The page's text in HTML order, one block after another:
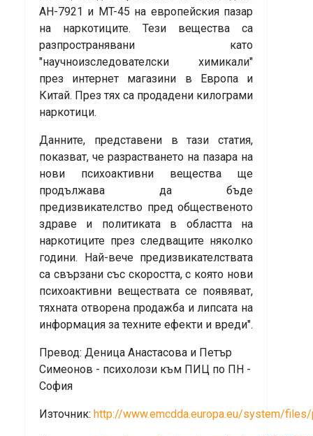
AH-7921 и MT-45 на европейския пазар
на наркотиците. Тези вещества са
разпространявани като
"научноизследователски химикали"
през интернет магазини в Европа и
Китай. През тях са продадени килограми
наркотици.
Данните, представени в тази статия,
показват, че разрастването на пазара на
нови психоактивни вещества ще
продължава да бъде
предизвикателство пред общественото
здраве и политиката в областта на
наркотиците през следващите няколко
години. Най-вече предизвикателствата
са свързани със скоростта, с която нови
психоактивни веществата се появяват,
тяхната отворена продажба и липсата на
информация за техните ефекти и вреди".
Превод: Деница Анастасова и Петър
Симеонов - психолози към ПИЦ по ПН -
София
Източник: http://www.emcdda.europa.eu/system/